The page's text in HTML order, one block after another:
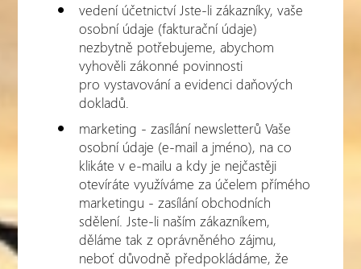
vedení účetnictví Jste-li zákazníky, vaše
osobní údaje (fakturační údaje)
nezbytně potřebujeme, abychom
vyhověli zákonné povinnosti
pro vystavování a evidenci daňových
dokladů.
marketing - zasílání newsletterů Vaše
osobní údaje (e-mail a jméno), na co
klikáte v e-mailu a kdy je nejčastěji
otevíráte využíváme za účelem přímého
marketingu - zasílání obchodních
sdělení. Jste-li naším zákazníkem,
děláme tak z oprávněného zájmu,
neboť důvodně předpokládáme, že